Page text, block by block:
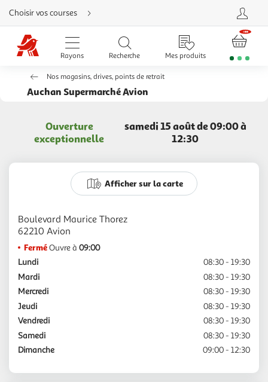
Aller
directement
au
contenu
Aller
directement
recherche
Aller
directement
directement
d'aide
Choisir vos courses
Rayons Recherche Mes produits
Nos magasins, drives, points de retrait
Auchan Supermarché Avion
Ouverture
exceptionnelle
samedi 15 août de 09:00 à
12:30
Afficher sur la carte
Boulevard Maurice Thorez
FerméOuvre à 09:00
Lundi
08:30 - 19:30
Mardi
08:30 - 19:30
Mercredi
08:30 - 19:30
Jeudi
08:30 - 19:30
Vendredi
08:30 - 19:30
Samedi
08:30 - 19:30
Dimanche
09:00 - 12:30